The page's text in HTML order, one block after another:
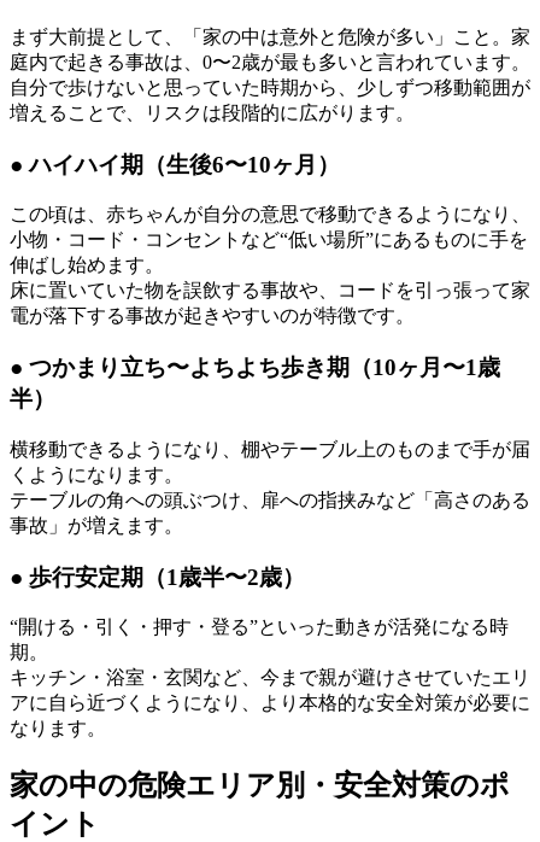
まず大前提として、「家の中は意外と危険が多い」こと。家
庭内で起きる事故は、0〜2歳が最も多いと言われています。
自分で歩けないと思っていた時期から、少しずつ移動範囲が
増えることで、リスクは段階的に広がります。
● ハイハイ期（生後6〜10ヶ月）
この頃は、赤ちゃんが自分の意思で移動できるようになり、
小物・コード・コンセントなど“低い場所”にあるものに手を
伸ばし始めます。
床に置いていた物を誤飲する事故や、コードを引っ張って家
電が落下する事故が起きやすいのが特徴です。
● つかまり立ち〜よちよち歩き期（10ヶ月〜1歳
半）
横移動できるようになり、棚やテーブル上のものまで手が届
くようになります。
テーブルの角への頭ぶつけ、扉への指挟みなど「高さのある
事故」が増えます。
● 歩行安定期（1歳半〜2歳）
“開ける・引く・押す・登る”といった動きが活発になる時
期。
キッチン・浴室・玄関など、今まで親が避けさせていたエリ
アに自ら近づくようになり、より本格的な安全対策が必要に
なります。
家の中の危険エリア別・安全対策のポ
イント